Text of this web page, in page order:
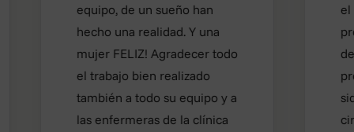
equipo, de un sueño han
hecho una realidad. Y una
mujer FELIZ! Agradecer todo
el trabajo bien realizado
también a todo su equipo y a
las enfermeras de la clínica
el Dr
desde
sido